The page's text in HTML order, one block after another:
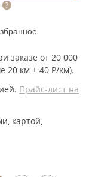
заказе от 20 000
20 км + 40 Р/км).
Прайс-лист на
картой,